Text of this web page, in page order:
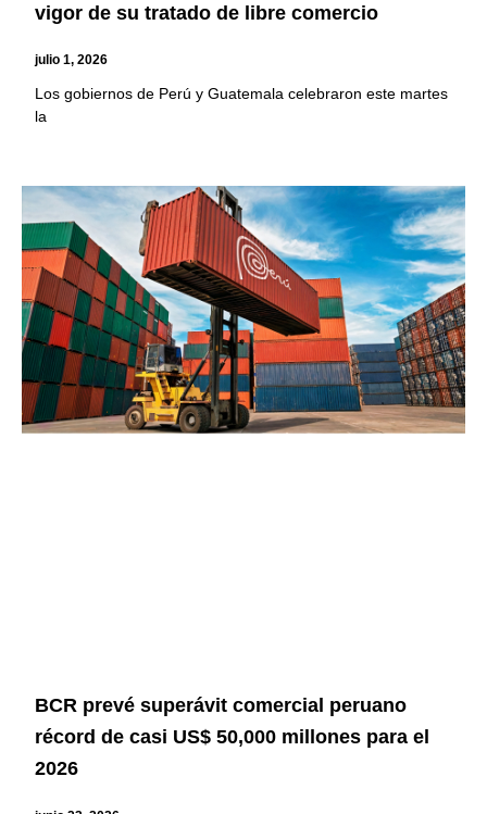
vigor de su tratado de libre comercio
julio 1, 2026
Los gobiernos de Perú y Guatemala celebraron este martes
la
BCR prevé superávit comercial peruano
récord de casi US$ 50,000 millones para el
2026